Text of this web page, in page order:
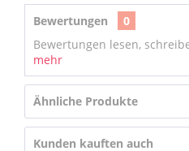
Bewertungen
0
Bewertungen lesen,
mehr
Ähnliche Produkte
Kunden kauften auch